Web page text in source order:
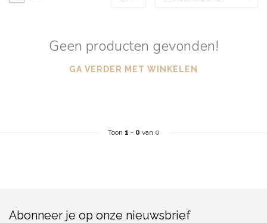
Geen producten gevonden!
GA VERDER MET WINKELEN
Toon 1 - 0 van 0
Abonneer je op onze nieuwsbrief